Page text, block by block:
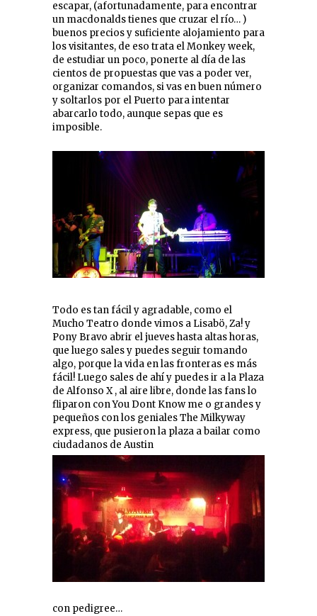
escapar, (afortunadamente, para encontrar
un macdonalds tienes que cruzar el río… )
buenos precios y suficiente alojamiento para
los visitantes, de eso trata el Monkey week,
de estudiar un poco, ponerte al día de las
cientos de propuestas que vas a poder ver,
organizar comandos, si vas en buen número
y soltarlos por el Puerto para intentar
abarcarlo todo, aunque sepas que es
imposible.
Todo es tan fácil y agradable, como el
Mucho Teatro donde vimos a Lisabö, Za! y
Pony Bravo abrir el jueves hasta altas horas,
que luego sales y puedes seguir tomando
algo, porque la vida en las fronteras es más
fácil! Luego sales de ahí y puedes ir a la Plaza
de Alfonso X , al aire libre, donde las fans lo
fliparon con You Dont Know me o grandes y
pequeños con los geniales The Milkyway
express, que pusieron la plaza a bailar como
ciudadanos de Austin
con pedigree…